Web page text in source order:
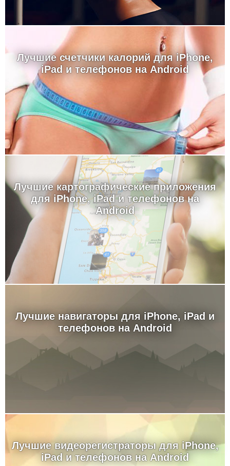
Лучшие счетчики калорий для iPhone,
iPad и телефонов на Android
Лучшие картографические приложения
для iPhone, iPad и телефонов на
Android
Лучшие навигаторы для iPhone, iPad и
телефонов на Android
Лучшие видеорегистраторы для iPhone,
iPad и телефонов на Android